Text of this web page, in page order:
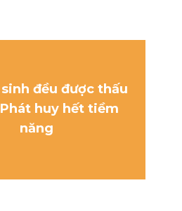
đều được thấu
huy hết tiềm
năng